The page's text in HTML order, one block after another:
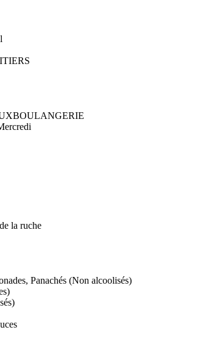
BOULANGERIE
la ruche
Panachés (Non alcoolisés)